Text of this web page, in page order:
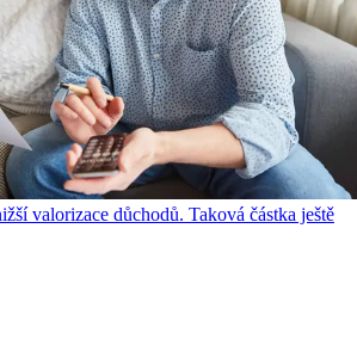
valorizace důchodů. Taková částka ještě